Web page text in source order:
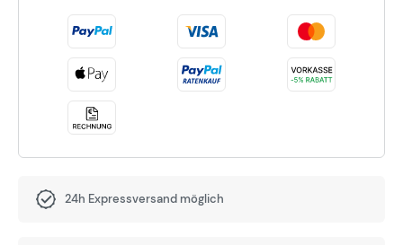
24h Expressversand möglich